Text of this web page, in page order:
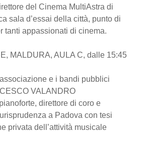
del Cinema MultiAstra di
sala d’essai della città, punto di
tanti appassionati di cinema.
MALDURA, AULA C, dalle 15:45
e i bandi pubblici
VALANDRO
direttore di coro e
a Padova con tesi
privata dell’attività musicale